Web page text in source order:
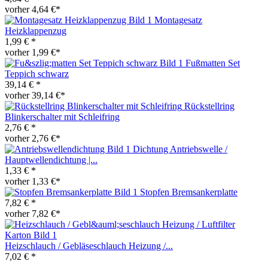
vorher 4,64 €*
Montagesatz
Heizklappenzug
1,99 € *
vorher 1,99 €*
Fußmatten Set
Teppich schwarz
39,14 € *
vorher 39,14 €*
Rückstellring
Blinkerschalter mit Schleifring
2,76 € *
vorher 2,76 €*
Dichtung Antriebswelle /
Hauptwellendichtung |...
1,33 € *
vorher 1,33 €*
Stopfen Bremsankerplatte
7,82 € *
vorher 7,82 €*
Heizschlauch / Gebläseschlauch Heizung /...
7,02 € *